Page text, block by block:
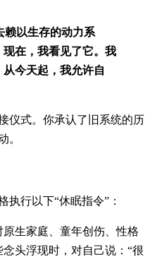
赖以生存的动力系
在，我看见了它。我
今天起，我允许自
仪式。你承认了旧系统的历
。
执行以下“休眠指令”：
原生家庭、童年创伤、性格
头浮现时，对自己说：“很